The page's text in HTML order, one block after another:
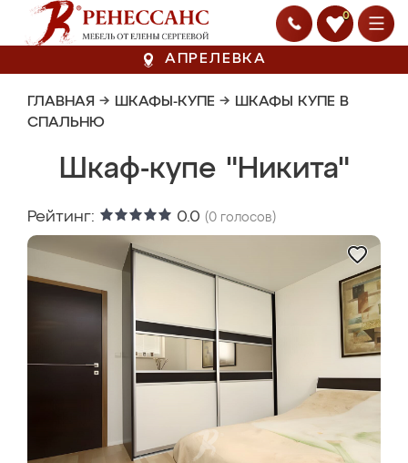
0
АПРЕЛЕВКА
ГЛАВНАЯ → ШКАФЫ-КУПЕ → ШКАФЫ КУПЕ В
СПАЛЬНЮ
Шкаф-купе "Никита"
Рейтинг: 0.0 (0 голосов)